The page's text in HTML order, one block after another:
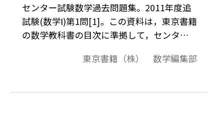
センター試験数学過去問題集。2011年度追
試験(数学Ⅰ)第1問[1]。この資料は，東京書籍
の数学教科書の目次に準拠して，センター
と解答で構成されています。東京書籍（株） 数学編集部